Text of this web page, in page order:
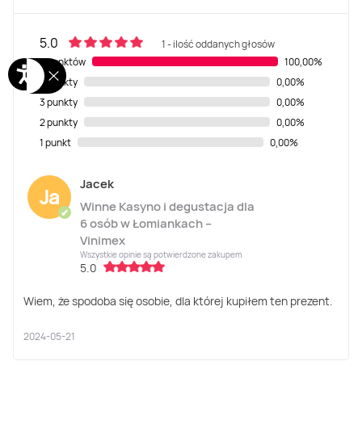
5.0
1 - ilość oddanych głosów
5 punktów
100,00%
4 punkty
0,00%
3 punkty
0,00%
2 punkty
0,00%
1 punkt
0,00%
Ja
✔
Jacek
Winne Kasyno i degustacja dla
6 osób w Łomiankach –
Vinimex
Wszystkie opinie są potwierdzone zakupem
5.0
Wiem, że spodoba się osobie, dla której kupiłem ten prezent.
2024-05-21